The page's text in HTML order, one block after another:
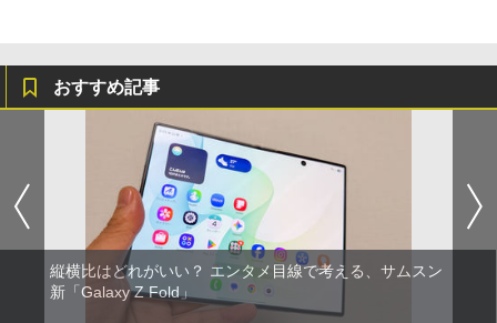
おすすめ記事
縦横比はどれがいい？ エンタメ目線で考える、サムスン
新「Galaxy Z Fold」